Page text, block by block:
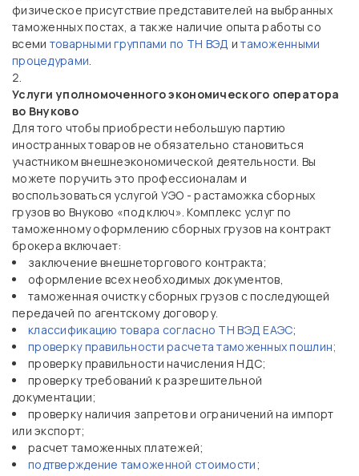
физическое присутствие представителей на выбранных
таможенных постах, а также наличие опыта работы со
всеми товарными группами по ТН ВЭД итаможенными
процедурами.
Услуги уполномоченного экономического оператора
во Внуково
Для того чтобы приобрести небольшую партию
иностранных товаров не обязательно становиться
участником внешнеэкономической деятельности. Вы
можете поручить это профессионалам и
воспользоваться услугой УЭО - растаможка сборных
грузов во Внуково «под ключ». Комплекс услуг по
таможенному оформлению сборных грузов на контракт
брокера включает:
заключение внешнеторгового контракта;
оформление всех необходимых документов,
таможенная очистку сборных грузов с последующей
передачей по агентскому договору.
классификацию товара согласно ТН ВЭД ЕАЭС;
проверку правильности расчета таможенных пошлин;
проверку правильности начисления НДС;
проверку требований к разрешительной
документации;
проверку наличия запретов и ограничений на импорт
или экспорт;
расчет таможенных платежей;
подтверждение таможенной стоимости;